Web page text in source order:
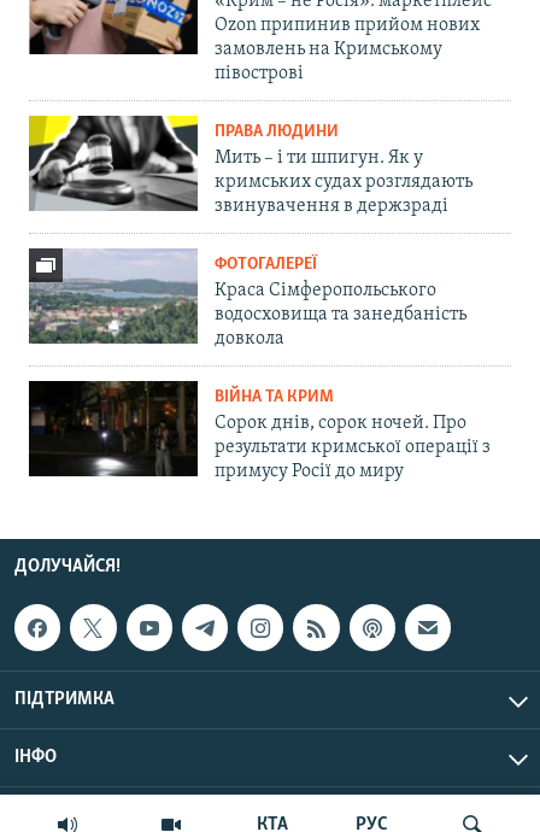
КТА РУС
Ozon припинив прийом нових
замовлень на Кримському
півострові
ПРАВА ЛЮДИНИ
Мить – і ти шпигун. Як у
кримських судах розглядають
звинувачення в держзраді
ФОТОГАЛЕРЕЇ
Краса Сімферопольського
водосховища та занедбаність
довкола
ВІЙНА ТА КРИМ
Сорок днів, сорок ночей. Про
результати кримської операції з
примусу Росії до миру
ДОЛУЧАЙСЯ!
ПІДТРИМКА
ІНФО
© Крим.Реалії, 2026 | Усі права застережено.